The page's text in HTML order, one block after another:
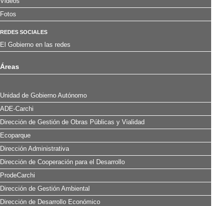
Fotos
REDES SOCIALES
El Gobierno en las redes
Áreas
Unidad de Gobierno Autónomo
ADE-Carchi
Dirección de Gestión de Obras Públicas y Vialidad
Ecoparque
Dirección Administrativa
Dirección de Cooperación para el Desarrollo
ProdeCarchi
Dirección de Gestión Ambiental
Dirección de Desarrollo Económico